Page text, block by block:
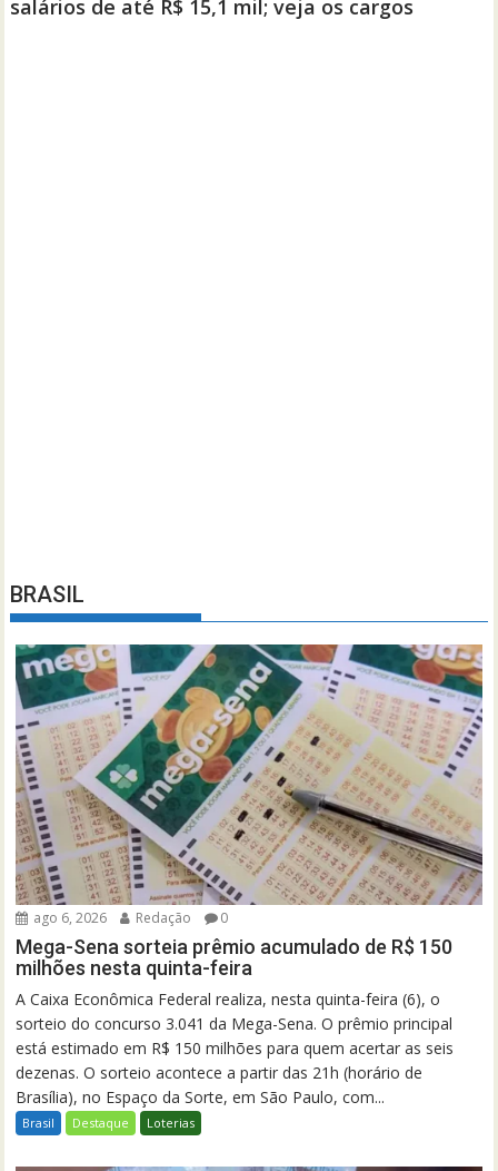
BRASIL
ago 6, 2026 Redação 0
Mega-Sena sorteia prêmio acumulado de R$ 150
milhões nesta quinta-feira
A Caixa Econômica Federal realiza, nesta quinta-feira (6), o
sorteio do concurso 3.041 da Mega-Sena. O prêmio principal
está estimado em R$ 150 milhões para quem acertar as seis
dezenas. O sorteio acontece a partir das 21h (horário de
Brasília), no Espaço da Sorte, em São Paulo, com...
Brasil Destaque Loterias